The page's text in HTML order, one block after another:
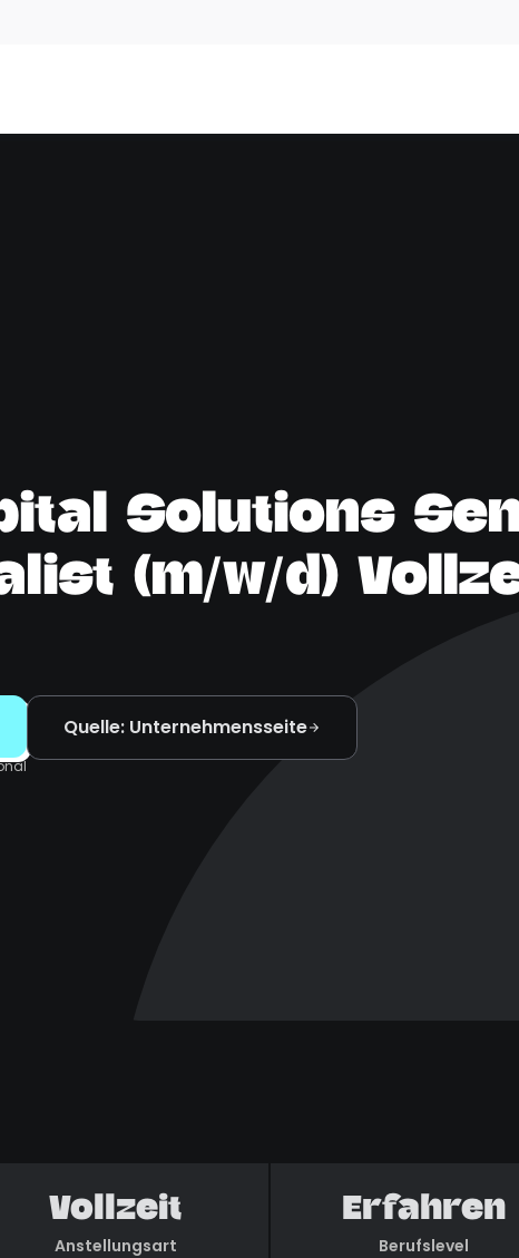
Solutions
(m/w/d)
Quelle: Unternehmensseite
Vollzeit
Anstellungsart
Erfahren
Berufslevel